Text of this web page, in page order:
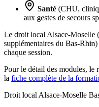
Santé (CHU,
aux gestes de secours
Le droit local Alsace-Moselle
supplémentaires du Bas-
chaque session.
Pour le détail des modules, le
la fiche complète de la
Droit local Alsace-Moselle